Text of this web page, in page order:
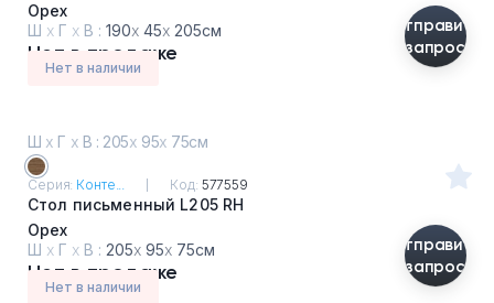
Орех
Ш х Г х В : 190х 45х 205см
Нет в продаже
Нет в наличии
Отправить
запрос
Ш х Г х В : 205х 95х 75см
Серия: Конте... Код: 577559
Стол письменный L205 RH
Орех
Ш х Г х В : 205х 95х 75см
Нет в продаже
Нет в наличии
Отправить
запрос